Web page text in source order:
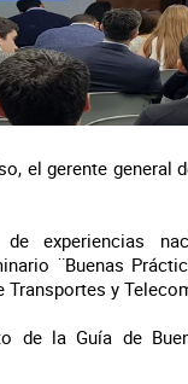
el gerente general
experiencias
¨Buenas
Transportes y
de la Guía de